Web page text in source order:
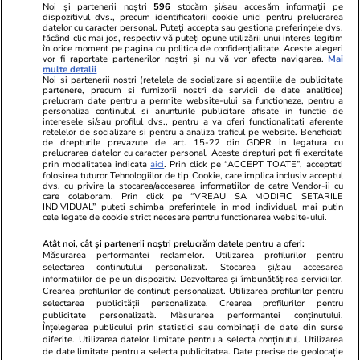
Ringier România
Libertatea pentru
Unica.ro
Program TV
Avantaje
ELLE
Gazeta Sporturilor
Stiri mondene
Calculator sarcina
Ajută Copiii
Locuri de muncă
Imobiliare.ro
Jobradar24
Imoradar24
Colecții Libertatea
Pariază responsabil! Decizia ONJN nr. 821/25.09.2025.
Jocurile de noroc sunt interzise minorilor.
Actualizare preferințe cookies
Noi și partenerii noștri 596 stocăm și/sau accesăm informații pe
dispozitivul dvs., precum identificatorii cookie unici pentru prelucrarea
datelor cu caracter personal. Puteți accepta sau gestiona preferințele dvs.
făcând clic mai jos, respectiv vă puteți opune utilizării unui interes legitim
în orice moment pe pagina cu politica de confidențialitate. Aceste alegeri
vor fi raportate partenerilor noștri și nu vă vor afecta navigarea. Mai
multe detalii
Noi si partenerii nostri (retelele de socializare si agentiile de publicitate
partenere, precum si furnizorii nostri de servicii de date analitice)
prelucram date pentru a permite website-ului sa functioneze, pentru a
personaliza continutul si anunturile publicitare afisate in functie de
interesele si/sau profilul dvs., pentru a va oferi functionalitati aferente
retelelor de socializare si pentru a analiza traficul pe website. Beneficiati
de drepturile prevazute de art. 15-22 din GDPR in legatura cu
prelucrarea datelor cu caracter personal. Aceste drepturi pot fi exercitate
prin modalitatea indicataaici. Prin click pe “ACCEPT TOATE”, acceptati
folosirea tuturor Tehnologiilor de tip Cookie, care implica inclusiv acceptul
dvs. cu privire la stocarea/accesarea informatiilor de catre Vendor-ii cu
care colaboram. Prin click pe “VREAU SA MODIFIC SETARILE
INDIVIDUAL” puteti schimba preferintele in mod individual, mai putin
cele legate de cookie strict necesare pentru functionarea website-ului.
Atât noi, cât și partenerii noștri prelucrăm datele pentru a oferi:
Măsurarea performanței reclamelor. Utilizarea profilurilor pentru
selectarea conținutului personalizat. Stocarea și/sau accesarea
informațiilor de pe un dispozitiv. Dezvoltarea și îmbunătățirea serviciilor.
Crearea profilurilor de conținut personalizat. Utilizarea profilurilor pentru
selectarea publicității personalizate. Crearea profilurilor pentru
publicitate personalizată. Măsurarea performanței conținutului.
Înțelegerea publicului prin statistici sau combinații de date din surse
diferite. Utilizarea datelor limitate pentru a selecta conținutul. Utilizarea
de date limitate pentru a selecta publicitatea. Date precise de geolocație